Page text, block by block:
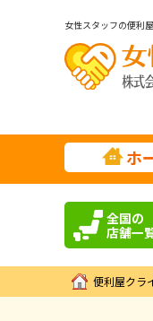
女性スタッフの便利
ホ
全国の
店舗一
便利屋クラ